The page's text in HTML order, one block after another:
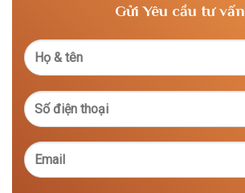
Gửi Yêu cầu tư vấn